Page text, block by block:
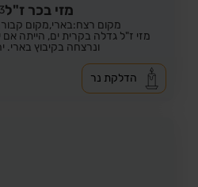
מזי בכר ז"ל
מקום רצח:בארי,מקום
מזי ז"ל גדלה בקרית ים, הייתה אם
ונרצחה בקיבוץ בארי.
הדלקת נר